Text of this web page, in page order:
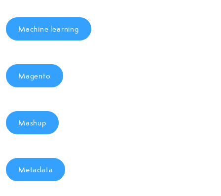
Machine learning
Magento
Mashup
Metadata